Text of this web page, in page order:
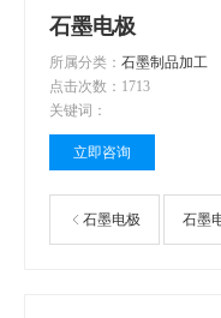
石墨电极
所属分类： 石墨制品加工
点击次数： 1713
关键词：
立即咨询
石墨电极 石墨